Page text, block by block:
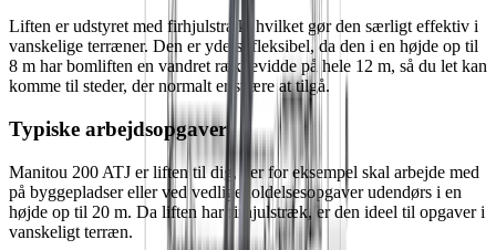
Liften er udstyret med firhjulstræk, hvilket gør den særligt effektiv i
vanskelige terræner. Den er yderst fleksibel, da den i en højde op til
8 m har bomliften en vandret rækkevidde på hele 12 m, så du let kan
komme til steder, der normalt er svære at tilgå.
Typiske arbejdsopgaver
Manitou 200 ATJ er liften til dig, der for eksempel skal arbejde med
på byggepladser eller ved vedligeholdelsesopgaver udendørs i en
højde op til 20 m. Da liften har firhjulstræk, er den ideel til opgaver i
vanskeligt terræn.